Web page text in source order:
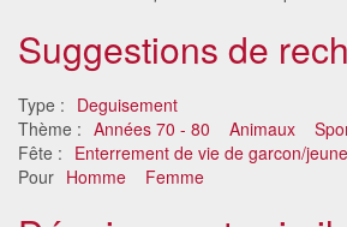
Suggestions de
Type : Deguisement
Thème : Années 70 - 80 Animaux
Fête : Enterrement de vie de garcon/
Pour Homme Femme